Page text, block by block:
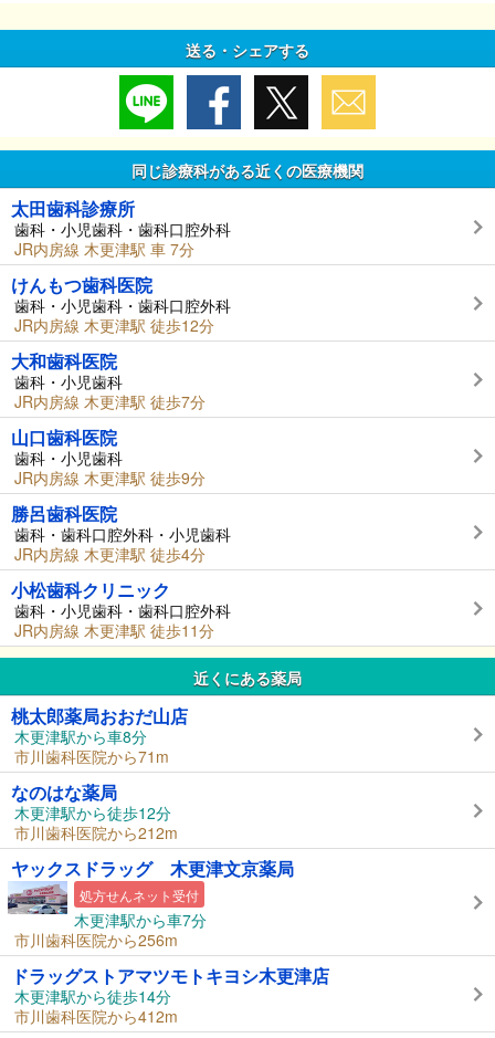
送る・シェアする
同じ診療科がある近くの医療機関
太田歯科診療所
歯科・小児歯科・歯科口腔外科
JR内房線 木更津駅 車 7分
けんもつ歯科医院
歯科・小児歯科・歯科口腔外科
JR内房線 木更津駅 徒歩12分
大和歯科医院
歯科・小児歯科
JR内房線 木更津駅 徒歩7分
山口歯科医院
歯科・小児歯科
JR内房線 木更津駅 徒歩9分
勝呂歯科医院
歯科・歯科口腔外科・小児歯科
JR内房線 木更津駅 徒歩4分
小松歯科クリニック
歯科・小児歯科・歯科口腔外科
JR内房線 木更津駅 徒歩11分
近くにある薬局
桃太郎薬局おおだ山店
木更津駅から車8分
市川歯科医院から71m
なのはな薬局
木更津駅から徒歩12分
市川歯科医院から212m
ヤックスドラッグ 木更津文京薬局
処方せんネット受付
木更津駅から車7分
市川歯科医院から256m
ドラッグストアマツモトキヨシ木更津店
木更津駅から徒歩14分
市川歯科医院から412m